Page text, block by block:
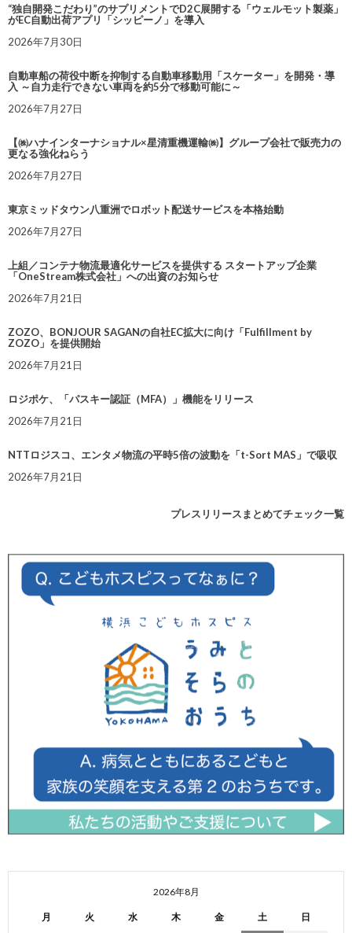
“独自開発こだわり”のサプリメントでD2C展開する「ウェルモット製薬」
がEC自動出荷アプリ「シッピーノ」を導入
2026年7月30日
自動車船の荷役中断を抑制する自動車移動用「スケーター」を開発・導
入 ～自力走行できない車両を約5分で移動可能に～
2026年7月27日
【㈱ハナインターナショナル×星清重機運輸㈱】グループ会社で販売力の
更なる強化ねらう
2026年7月27日
東京ミッドタウン八重洲でロボット配送サービスを本格始動
2026年7月27日
上組／コンテナ物流最適化サービスを提供する スタートアップ企業
「OneStream株式会社」への出資のお知らせ
2026年7月21日
ZOZO、BONJOUR SAGANの自社EC拡大に向け「Fulfillment by
ZOZO」を提供開始
2026年7月21日
ロジポケ、「パスキー認証（MFA）」機能をリリース
2026年7月21日
NTTロジスコ、エンタメ物流の平時5倍の波動を「t-Sort MAS」で吸収
2026年7月21日
プレスリリースまとめてチェック一覧
2026年8月
月 火 水 木 金 土 日